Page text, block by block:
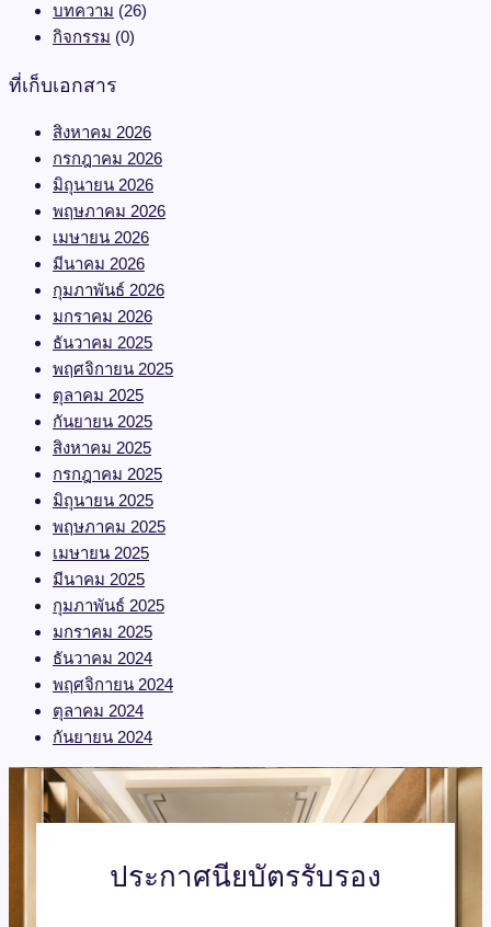
บทความ (26)
กิจกรรม (0)
ที่เก็บเอกสาร
สิงหาคม 2026
กรกฎาคม 2026
มิถุนายน 2026
พฤษภาคม 2026
เมษายน 2026
มีนาคม 2026
กุมภาพันธ์ 2026
มกราคม 2026
ธันวาคม 2025
พฤศจิกายน 2025
ตุลาคม 2025
กันยายน 2025
สิงหาคม 2025
กรกฎาคม 2025
มิถุนายน 2025
พฤษภาคม 2025
เมษายน 2025
มีนาคม 2025
กุมภาพันธ์ 2025
มกราคม 2025
ธันวาคม 2024
พฤศจิกายน 2024
ตุลาคม 2024
กันยายน 2024
ประกาศนียบัตรรับรอง